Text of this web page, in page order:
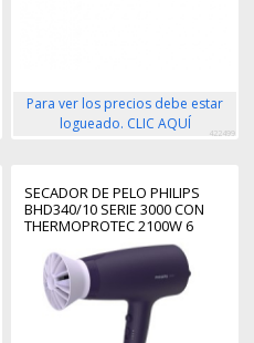
Para ver los precios debe estar
logueado. CLIC AQUÍ
422499
SECADOR DE PELO PHILIPS
BHD340/10 SERIE 3000 CON
THERMOPROTEC 2100W 6